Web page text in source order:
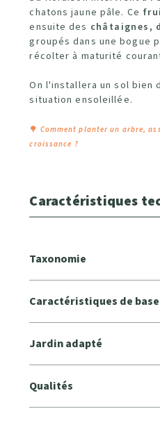
chatons jaune pâle. Ce
ensuite des châtaignes,
groupés dans une bogue
récolter à maturité
On l'installera un sol bien
situation ensoleillée.
🌳 Comment planter un arbre,
croissance ?
Caractéristiques
Taxonomie
Caractéristiques de base
Jardin adapté
Qualités